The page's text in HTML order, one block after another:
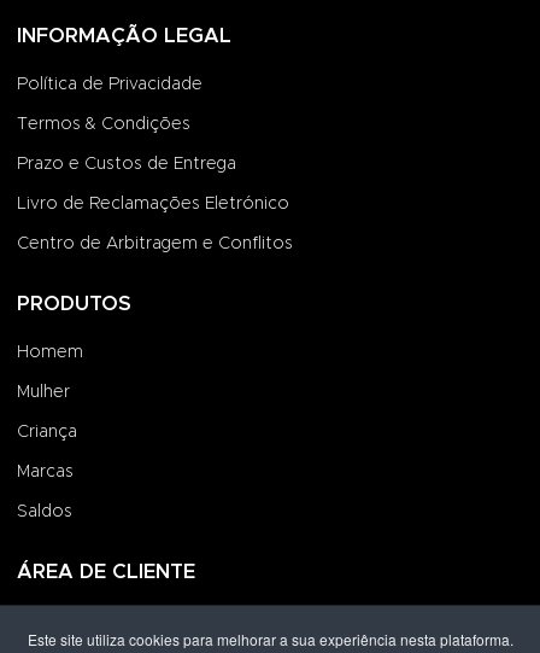
INFORMAÇÃO LEGAL
Política de Privacidade
Termos & Condições
Prazo e Custos de Entrega
Livro de Reclamações Eletrónico
Centro de Arbitragem e Conflitos
PRODUTOS
Homem
Mulher
Criança
Marcas
Saldos
ÁREA DE CLIENTE
Este site utiliza cookies para melhorar a sua experiência nesta plataforma.